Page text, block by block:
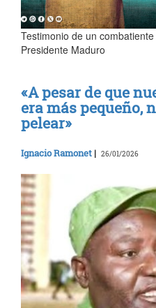
Testimonio de un
Presidente Maduro
«A pesar de que
era más pequeño,
pelear»
Ignacio Ramonet | 26/01/2026